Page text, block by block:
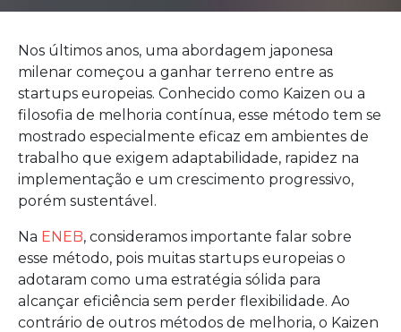
Nos últimos anos, uma abordagem japonesa
milenar começou a ganhar terreno entre as
startups europeias. Conhecido como Kaizen ou a
filosofia de melhoria contínua, esse método tem se
mostrado especialmente eficaz em ambientes de
trabalho que exigem adaptabilidade, rapidez na
implementação e um crescimento progressivo,
porém sustentável.
Na ENEB, consideramos importante falar sobre
esse método, pois muitas startups europeias o
adotaram como uma estratégia sólida para
alcançar eficiência sem perder flexibilidade. Ao
contrário de outros métodos de melhoria, o Kaizen